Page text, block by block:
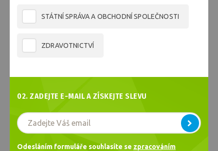
Školní sešit 624
ŠKOLNÍ SEŠITY
STÁTNÍ SPRÁVA A OBCHODNÍ SPOLEČNOSTI
ZDRAVOTNICTVÍ
02. ZADEJTE E-MAIL A ZÍSKEJTE SLEVU
Odesláním formuláře souhlasíte se zpracováním